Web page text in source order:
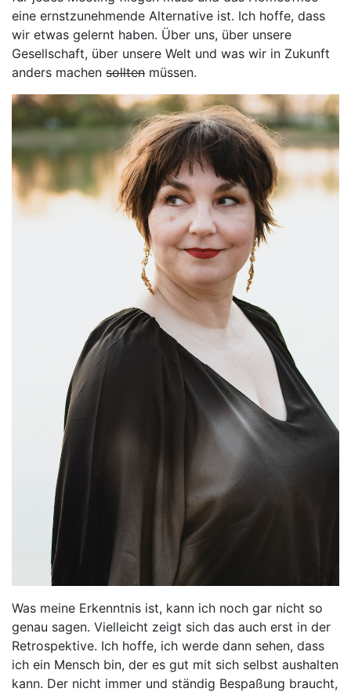
eine ernstzunehmende Alternative ist. Ich hoffe, dass
wir etwas gelernt haben. Über uns, über unsere
Gesellschaft, über unsere Welt und was wir in Zukunft
anders machen sollten müssen.
Was meine Erkenntnis ist, kann ich noch gar nicht so
genau sagen. Vielleicht zeigt sich das auch erst in der
Retrospektive. Ich hoffe, ich werde dann sehen, dass
ich ein Mensch bin, der es gut mit sich selbst aushalten
kann. Der nicht immer und ständig Bespaßung braucht,